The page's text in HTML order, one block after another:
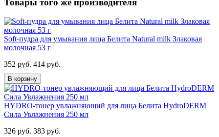
Товары того же производителя
Soft-пудра для умывания лица Белита Natural milk Злаковая
молочная 53 г
352 руб. 414 руб.
В корзину
HYDRO-тонер увлажняющий для лица Белита HydroDERM
Сила Увлажнения 250 мл
326 руб. 383 руб.